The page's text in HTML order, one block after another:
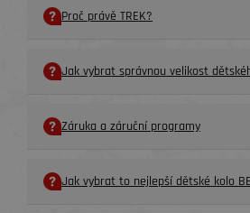
Proč právě TREK?
Jak vybrat správnou velikost
Záruka a záruční programy
Jak vybrat to nejlepší dětské kolo